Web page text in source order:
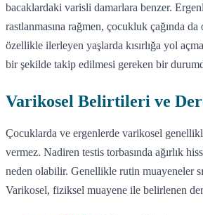
bacaklardaki varisli damarlara benzer.
rastlanmasına rağmen, çocukluk çağında
özellikle ilerleyen yaşlarda kısırlığa yol
bir şekilde takip edilmesi gereken bir
Varikosel Belirtileri ve
Çocuklarda ve ergenlerde varikosel
vermez. Nadiren testis torbasında ağırlık
neden olabilir. Genellikle rutin muayeneler
Varikosel, fiziksel muayene ile belirlenen